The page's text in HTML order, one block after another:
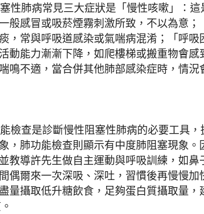
性肺病常見三大症狀是「慢性咳嗽」：這
般感冒或吸菸煙霧刺激所致，不以為意；
，常與呼吸道感染或氣喘病混淆；「呼吸
動能力漸漸下降，如爬樓梯或搬重物會感
鳴不適，當合併其他肺部感染症時，情況
檢查是診斷慢性阻塞性肺病的必要工具，
，肺功能檢查則顯示有中度肺阻塞現象。
教導許先生做自主運動與呼吸訓練，如鼻
偶爾來一次深吸、深吐，習慣後再慢慢加
量攝取低升糖飲食，足夠蛋白質攝取量，